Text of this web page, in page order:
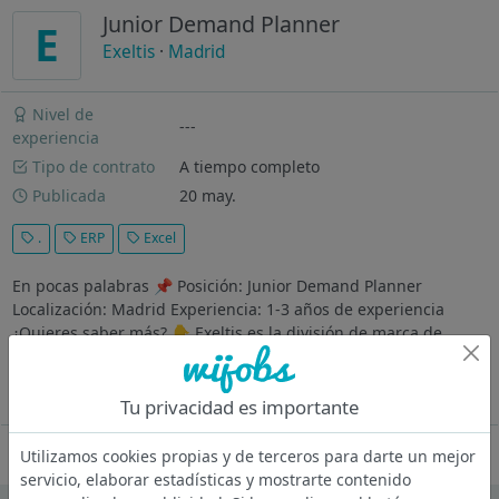
E Junior Demand Planner
Exeltis · Madrid
Nivel de
experiencia
---
Tipo de contrato
A tiempo completo
Publicada
20 may.
. ERP Excel
En pocas palabras 📌 Posición: Junior Demand Planner
Localización: Madrid Experiencia: 1-3 años de experiencia
¿Quieres saber más? 👇 Exeltis es la división de marca de
Insud Pharma, una compañía global con amplia experiencia en
Oferta desactivada
Tu privacidad es importante
Utilizamos cookies propias y de terceros para darte un mejor
servicio, elaborar estadísticas y mostrarte contenido